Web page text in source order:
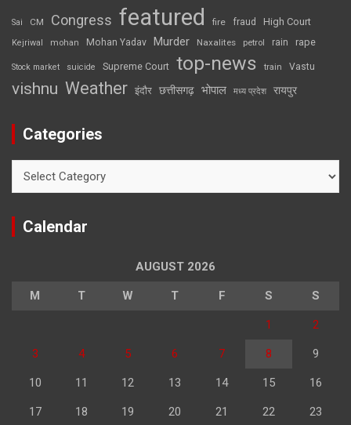
Sai CM Congress featured fire fraud High Court
Kejriwal mohan Mohan Yadav Murder Naxalites petrol rain rape
Stock market suicide Supreme Court top-news train Vastu
vishnu Weather इंदौर छत्तीसगढ़ भोपाल मध्य प्रदेश रायपुर
Categories
Calendar
AUGUST 2026
M T W T F S S
1 2
3 4 5 6 7 8 9
10 11 12 13 14 15 16
17 18 19 20 21 22 23